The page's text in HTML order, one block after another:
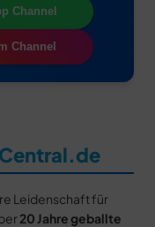
Channel
Channel
Leidenschaft für
20 Jahre geballte